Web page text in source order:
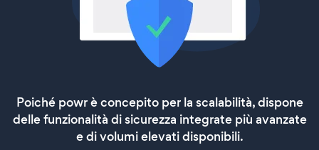
Poiché powr è concepito per la scalabilità, dispone
delle funzionalità di sicurezza integrate più avanzate
e di volumi elevati disponibili.